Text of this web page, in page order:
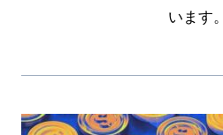
います。